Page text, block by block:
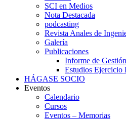
SCI en Medios
Nota Destacada
podcasting
Revista Anales de
Galería
Publicaciones
Informe de Gestión
Estudios Ejercicio
HÁGASE SOCIO
Eventos
Calendario
Cursos
Eventos – Memorias